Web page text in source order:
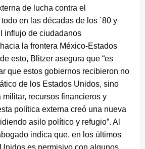
de lucha contra el
en las décadas de los ´80 y
influjo de ciudadanos
la frontera México-Estados
esto, Blitzer asegura que “es
que estos gobiernos recibieron no
de los Estados Unidos, sino
recursos financieros y
política externa creó una nueva
asilo político y refugio”. Al
indica que, en los últimos
es permisivo con algunos